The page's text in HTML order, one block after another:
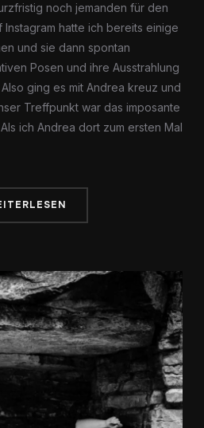
noch jemanden für den
hatte ich bereits einige
und sie dann spontan
Posen und ihre Ausstrahlung
ging es mit Andrea kreuz und
Treffpunkt war das imposante
ich Andrea dort zum ersten Mal